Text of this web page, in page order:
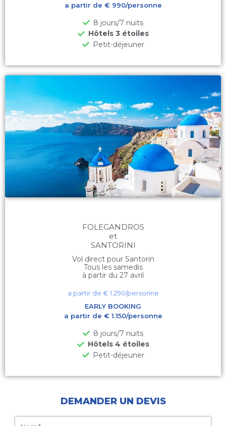
a partir de € 990/personne
8 jours/7 nuits
Hôtels 3 étoiles
Petit-déjeuner
FOLEGANDROS
et
SANTORINI
Vol direct pour Santorin
Tous les samedis
à partir du 27 avril
a partir de € 1.290/personne
EARLY BOOKING
a partir de € 1.150/personne
8 jours/7 nuits
Hôtels 4 étoiles
Petit-déjeuner
DEMANDER UN DEVIS